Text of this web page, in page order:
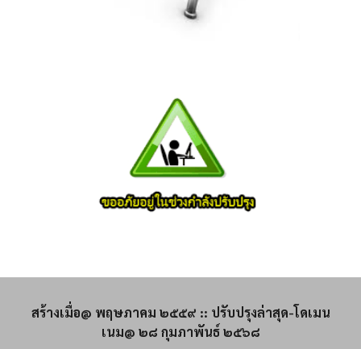
สร้างเมื่อ@ พฤษภาคม ๒๕๕๙ :: ปรับปรุงล่าสุด-โดเมน
เนม@ ๒๘ กุมภาพันธ์ ๒๕๖๘